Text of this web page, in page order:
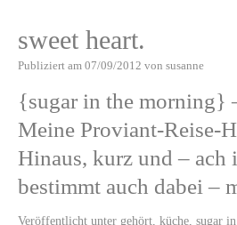
sweet heart.
Publiziert am 07/09/2012 von susanne
{sugar in the morning}
Meine Proviant-Reise-
Hinaus, kurz und – ach
bestimmt auch dabei
Veröffentlicht unter gehört küche sugar